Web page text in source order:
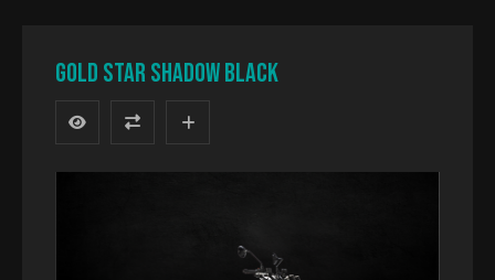
GOLD STAR Shadow black